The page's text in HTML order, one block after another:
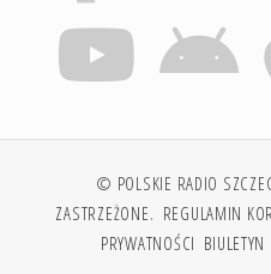
© POLSKIE RADIO
ZASTRZEŻONE. REGULAMIN
PRYWATNOŚCI